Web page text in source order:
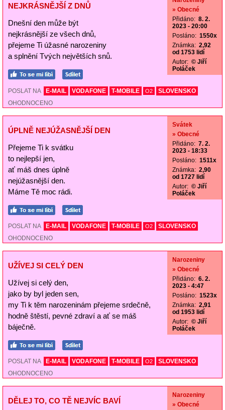
NEJKRÁSNĚJŠÍ Z DNŮ
Dnešní den může být
nejkrásnější ze všech dnů,
přejeme Ti úžasné narozeniny
a splnění Tvých největších snů.
» Obecné
Přidáno: 8. 2.
2023 - 20:00
Posláno: 1550x
Známka: 2,92
od 1753 lidí
Autor: © Jiří
Poláček
POSLAT NA E-MAIL VODAFONE T-MOBILE O2
SLOVENSKO
OHODNOCENO
ÚPLNĚ NEJÚŽASNĚJŠÍ DEN
Přejeme Ti k svátku
to nejlepší jen,
ať máš dnes úplně
nejúžasnější den.
Máme Tě moc rádi.
Svátek
» Obecné
Přidáno: 7. 2.
2023 - 18:33
Posláno: 1511x
Známka: 2,90
od 1727 lidí
Autor: © Jiří
Poláček
POSLAT NA E-MAIL VODAFONE T-MOBILE O2
SLOVENSKO
OHODNOCENO
UŽÍVEJ SI CELÝ DEN
Užívej si celý den,
jako by byl jeden sen,
my Ti k těm narozeninám přejeme srdečně,
hodně štěstí, pevné zdraví a ať se máš
báječně.
Narozeniny
» Obecné
Přidáno: 6. 2.
2023 - 4:47
Posláno: 1523x
Známka: 2,91
od 1953 lidí
Autor: © Jiří
Poláček
POSLAT NA E-MAIL VODAFONE T-MOBILE O2
SLOVENSKO
OHODNOCENO
DĚLEJ TO, CO TĚ NEJVÍC BAVÍ
Narozeniny
» Obecné